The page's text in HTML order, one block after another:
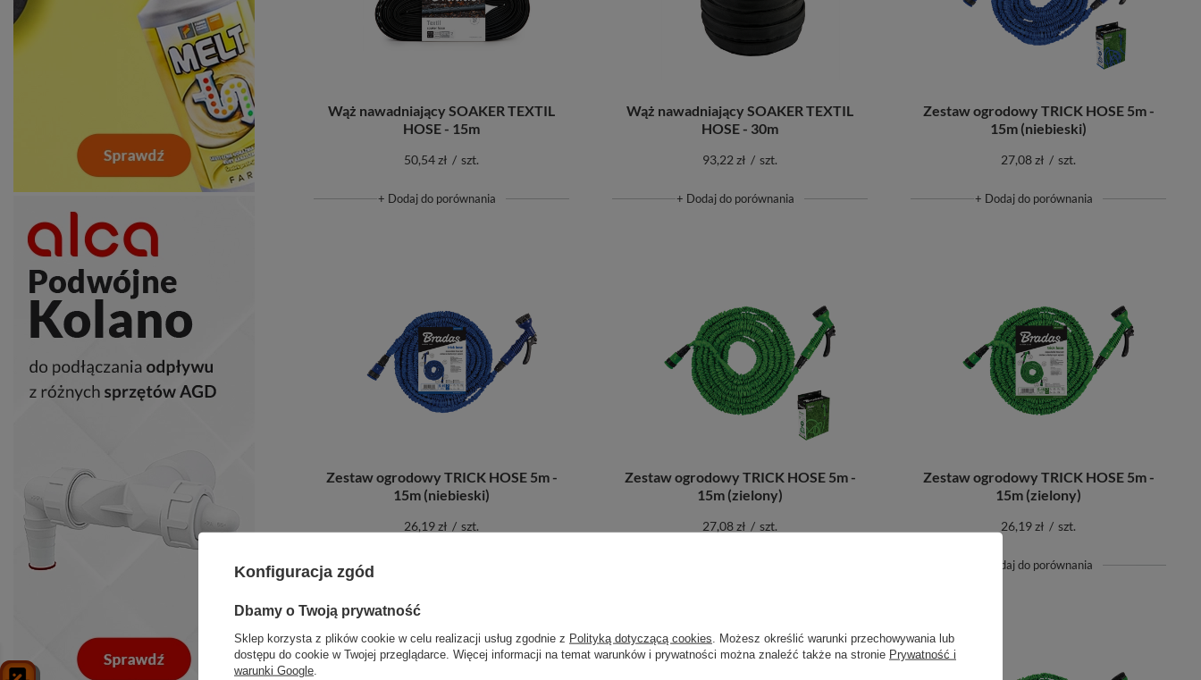
Wąż nawadniający SOAKER TEXTIL
HOSE - 15m
50,54 zł / szt.
+ Dodaj do porównania
Wąż nawadniający SOAKER TEXTIL
HOSE - 30m
93,22 zł / szt.
+ Dodaj do porównania
Zestaw ogrodowy TRICK HOSE 5m -
15m (niebieski)
27,08 zł / szt.
+ Dodaj do porównania
Zestaw ogrodowy TRICK HOSE 5m -
15m (niebieski)
26,19 zł / szt.
Zestaw ogrodowy TRICK HOSE 5m -
15m (zielony)
27,08 zł / szt.
Zestaw ogrodowy TRICK HOSE 5m -
15m (zielony)
26,19 zł / szt.
+ Dodaj do porównania
Konfiguracja zgód
Dbamy o Twoją prywatność
Sklep korzysta z plików cookie w celu realizacji usług zgodnie z Polityką dotyczącą cookies . Możesz określić warunki przechowywania lub
dostępu do cookie w Twojej przeglądarce. Więcej informacji na temat warunków i prywatności można znaleźć także na stronie Prywatność i
warunki Google